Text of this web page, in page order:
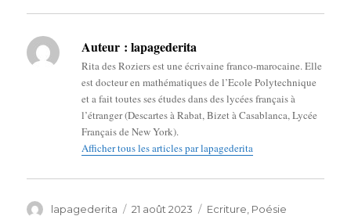
Auteur : lapagederita
Rita des Roziers est une écrivaine franco-marocaine. Elle
est docteur en mathématiques de l’Ecole Polytechnique
et a fait toutes ses études dans des lycées français à
l’étranger (Descartes à Rabat, Bizet à Casablanca, Lycée
Français de New York).
Afficher tous les articles par lapagederita
Auteur
lapagederita
Publié
21 août 2023 Catégories
Ecriture Poésie